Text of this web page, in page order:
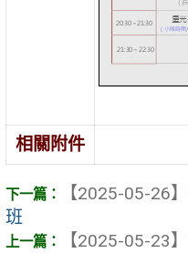
相關附件
【2025-05-26】
班
【2025-05-23】